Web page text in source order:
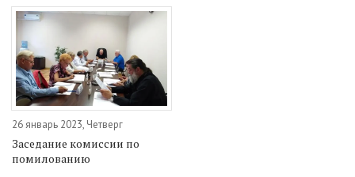
26 январь 2023, Четверг
Заседание комиссии по
помилованию